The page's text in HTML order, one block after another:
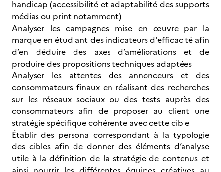
handicap (accessibilité et adaptabilité des supports
médias ou print notamment)
Analyser les campagnes mise en œuvre par la
marque en étudiant des indicateurs d'efficacité afin
d’en déduire des axes d’améliorations et de
produire des propositions techniques adaptées
Analyser les attentes des annonceurs et des
consommateurs finaux en réalisant des recherches
sur les réseaux sociaux ou des tests auprès des
consommateurs afin de proposer au client une
stratégie spécifique cohérente avec cette cible
Établir des persona correspondant à la typologie
des cibles afin de donner des éléments d’analyse
utile à la définition de la stratégie de contenus et